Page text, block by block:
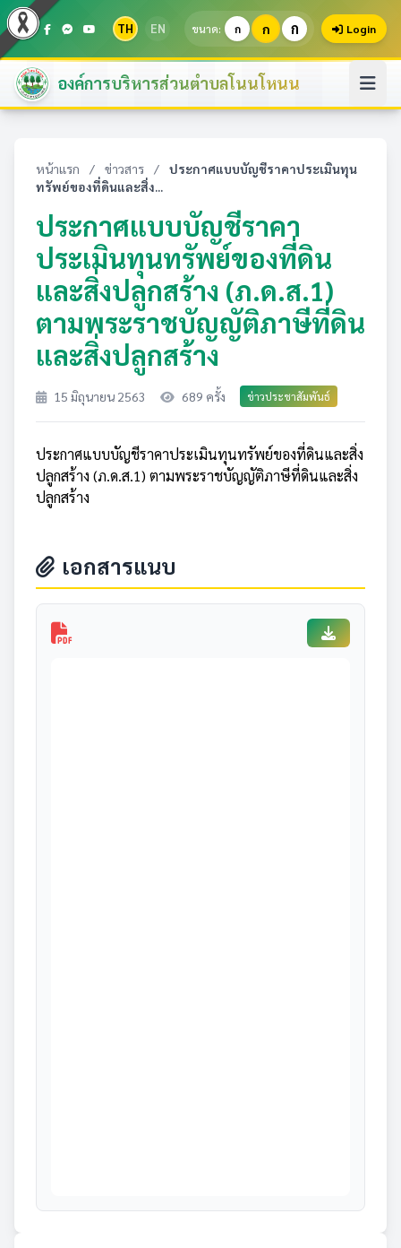
TH EN ขนาด: ก ก ก Login
องค์การบริหารส่วนตำบลโนนโหนน
หน้าแรก / ข่าวสาร /
ประกาศแบบบัญชีราคาประเมินทุน
ทรัพย์ของที่ดินและสิ่ง...
ประกาศแบบบัญชีราคา
ประเมินทุนทรัพย์ของที่ดิน
และสิ่งปลูกสร้าง (ภ.ด.ส.1)
ตามพระราชบัญญัติภาษีที่ดิน
และสิ่งปลูกสร้าง
15 มิถุนายน 2563 689 ครั้ง ข่าวประชาสัมพันธ์
ประกาศแบบบัญชีราคาประเมินทุนทรัพย์ของที่ดินและสิ่ง
ปลูกสร้าง (ภ.ด.ส.1) ตามพระราชบัญญัติภาษีที่ดินและสิ่ง
ปลูกสร้าง
เอกสารแนบ